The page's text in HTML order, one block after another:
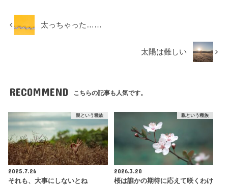
太っちゃった……
太陽は難しい
RECOMMEND こちらの記事も人気です。
親という種族
2025.7.26
それも、大事にしないとね
親という種族
2026.3.20
桜は誰かの期待に応えて咲くわけ